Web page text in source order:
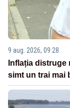
9 aug. 2026, 09:28
Inflația
simt un trai mai